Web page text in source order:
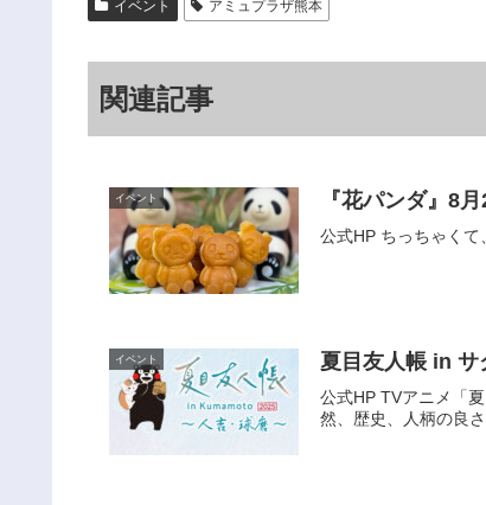
イベント アミュプラザ熊本
関連記事
イベント 『花パンダ』8
公式HP ちっちゃく
イベント 夏目友人帳 in サ
公式HP TVアニメ「
然、歴史、人柄の良